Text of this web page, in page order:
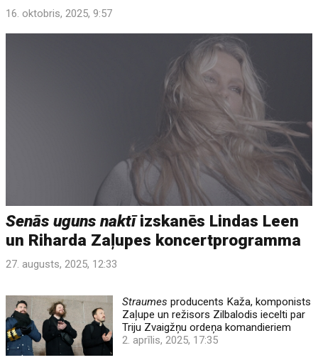
16. oktobris, 2025, 9:57
Senās uguns naktīizskanēs Lindas Leen
un Riharda Zaļupes koncertprogramma
27. augusts, 2025, 12:33
Straumes producents Kaža, komponists
Zaļupe un režisors Zilbalodis iecelti par
Triju Zvaigžņu ordeņa komandieriem
2. aprīlis, 2025, 17:35